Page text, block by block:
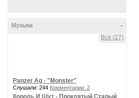
-
Музыка
Все (27)
Panzer Ag - "Monster"
Слушали: 244 Комментарии: 2
Король И Шут - Проклятый Старый